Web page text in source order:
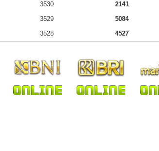
3530
2141
3529
5084
3528 4527